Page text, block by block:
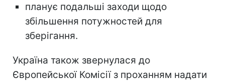
планує подальші заходи щодо
збільшення потужностей для
зберігання.
Україна також звернулася до
Європейської Комісії з проханням надати